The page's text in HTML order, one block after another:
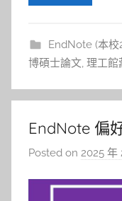
EndNote (本校
博碩士論文 理工館
EndNote 偏
Posted on 2025 年